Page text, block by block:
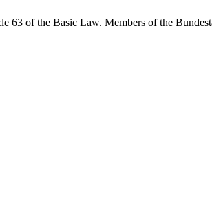
63 of the Basic Law. Members of the